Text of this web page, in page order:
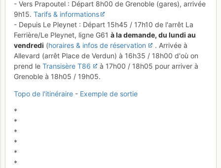
- Vers Prapoutel : Départ 8h00 de Grenoble (gares), arrivée
9h15. Tarifs & informations
- Depuis Le Pleynet : Départ 15h45 / 17h10 de l'arrêt La
Ferrière/Le Pleynet, ligne G61 à la demande, du lundi au
vendredi (horaires & infos de réservation
. Arrivée à
Allevard (arrêt Place de Verdun) à 16h35 / 18h00 d'où on
prend le Transisère T86
à 17h00 / 18h05 pour arriver à
Grenoble à 18h05 / 19h05.
Topo de l'itinéraire - Exemple de sortie
*
*
*
*
*
*